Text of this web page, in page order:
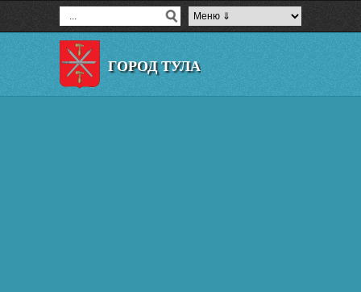
ГОРОД ТУЛА